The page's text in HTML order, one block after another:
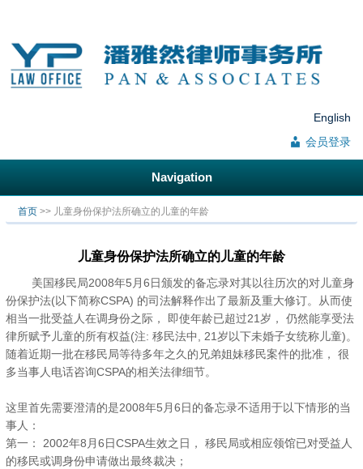
English
会员登录
Navigation
你在这里
首页 >> 儿童身份保护法所确立的儿童的年龄
儿童身份保护法所确立的儿童的年龄
美国移民局2008年5月6日颁发的备忘录对其以往历次的对儿童身
份保护法(以下简称CSPA) 的司法解释作出了最新及重大修订。从而使
相当一批受益人在调身份之际， 即使年龄已超过21岁， 仍然能享受法
律所赋予儿童的所有权益(注: 移民法中, 21岁以下未婚子女统称儿童)。
随着近期一批在移民局等待多年之久的兄弟姐妹移民案件的批准， 很
多当事人电话咨询CSPA的相关法律细节。
这里首先需要澄清的是2008年5月6日的备忘录不适用于以下情形的当
事人：
第一： 2002年8月6日CSPA生效之日， 移民局或相应领馆已对受益人
的移民或调身份申请做出最终裁决；